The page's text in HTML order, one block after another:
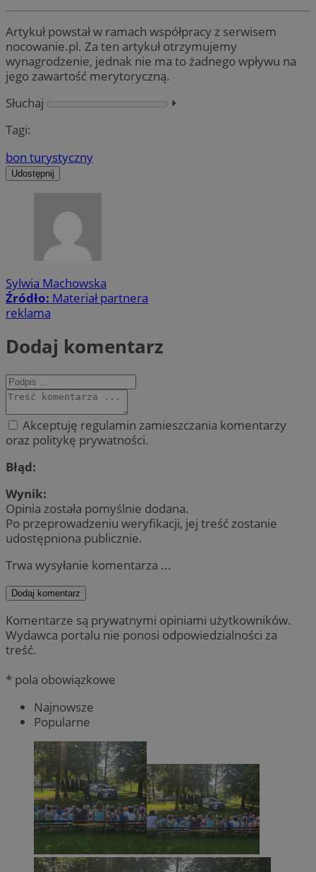
Artykuł powstał w ramach współpracy z serwisem
nocowanie.pl. Za ten artykuł otrzymujemy
wynagrodzenie, jednak nie ma to żadnego wpływu na
jego zawartość merytoryczną.
Słuchaj
⏵︎
Tagi:
bon turystyczny
Udostępnij
Sylwia Machowska
Źródło: Materiał partnera
reklama
Dodaj komentarz
Akceptuję regulamin zamieszczania komentarzy
oraz politykę prywatności.
Błąd:
Wynik:
Opinia została pomyślnie dodana.
Po przeprowadzeniu weryfikacji, jej treść zostanie
udostępniona publicznie.
Trwa wysyłanie komentarza ...
Dodaj komentarz
Komentarze są prywatnymi opiniami użytkowników.
Wydawca portalu nie ponosi odpowiedzialności za
treść.
* pola obowiązkowe
Najnowsze
Popularne